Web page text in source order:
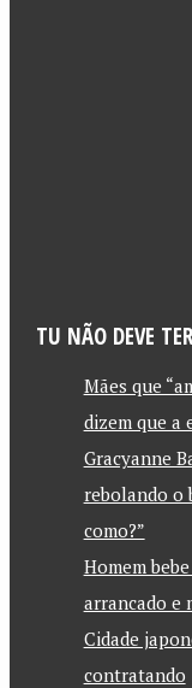
TU NÃO DEVE
Mães que
dizem que a
Gracyanne
rebolando o
como?”
Homem
arrancado e
Cidade
contratando